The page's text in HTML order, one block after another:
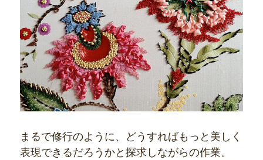
まるで修行のように、どうすればもっと美しく
表現できるだろうかと探求しながらの作業。